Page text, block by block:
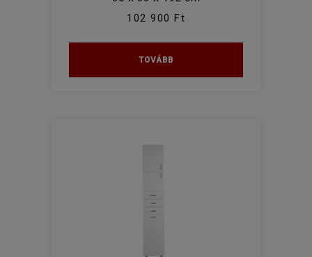
102 900 Ft
TOVÁBB